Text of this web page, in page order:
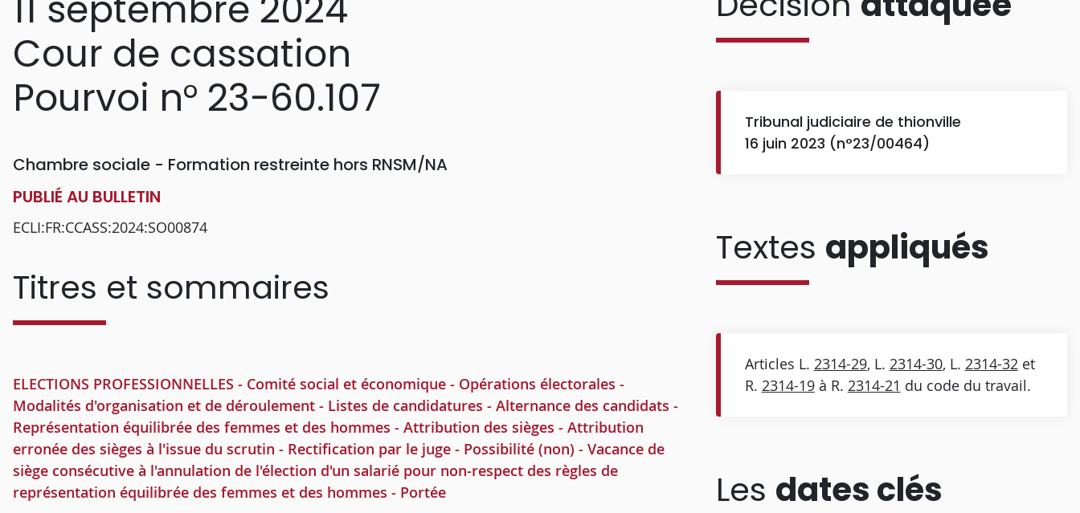
Cour de cassation
Pourvoi n° 23-60.107
Chambre sociale - Formation restreinte hors RNSM/NA
PUBLIÉ AU BULLETIN
ECLI:FR:CCASS:2024:SO00874
Titres et sommaires
ELECTIONS PROFESSIONNELLES - Comité social et économique - Opérations électorales -
Modalités d'organisation et de déroulement - Listes de candidatures - Alternance des candidats -
Représentation équilibrée des femmes et des hommes - Attribution des sièges - Attribution
erronée des sièges à l'issue du scrutin - Rectification par le juge - Possibilité (non) - Vacance de
siège consécutive à l'annulation de l'élection d'un salarié pour non-respect des règles de
représentation équilibrée des femmes et des hommes - Portée
Tribunal judiciaire de thionville
16 juin 2023 (n°23/00464)
Textes appliqués
Articles L. 2314-29, L. 2314-30, L. 2314-32et
R. 2314-19à R. 2314-21 du code du travail.
Les dates clés